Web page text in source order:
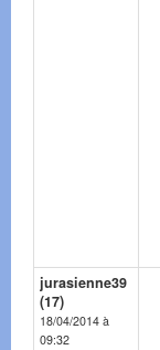
jurasienne39
(17)
18/04/2014 à
09:32